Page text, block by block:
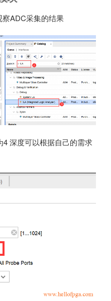
ADC采集的结果
深度可以根据自己的需求